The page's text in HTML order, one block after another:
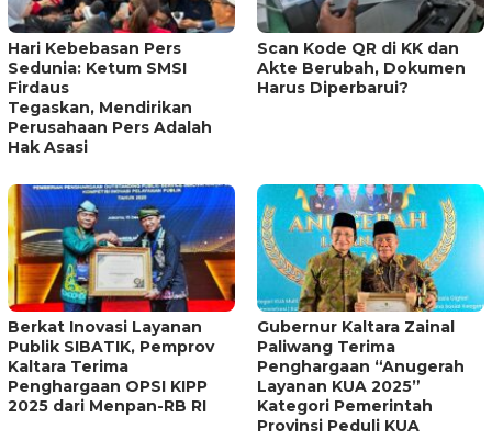
Hari Kebebasan Pers
Sedunia: Ketum SMSI
Firdaus
Tegaskan, Mendirikan
Perusahaan Pers Adalah
Hak Asasi
Scan Kode QR di KK dan
Akte Berubah, Dokumen
Harus Diperbarui?
Berkat Inovasi Layanan
Publik SIBATIK, Pemprov
Kaltara Terima
Penghargaan OPSI KIPP
2025 dari Menpan-RB RI
Gubernur Kaltara Zainal
Paliwang Terima
Penghargaan “Anugerah
Layanan KUA 2025”
Kategori Pemerintah
Provinsi Peduli KUA